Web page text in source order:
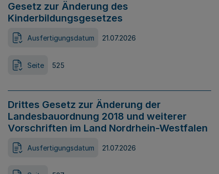
Gesetz zur Änderung des
Kinderbildungsgesetzes
Ausfertigungsdatum 21.07.2026
Seite 525
Drittes Gesetz zur Änderung der
Landesbauordnung 2018 und weiterer
Vorschriften im Land Nordrhein-Westfalen
Ausfertigungsdatum 21.07.2026